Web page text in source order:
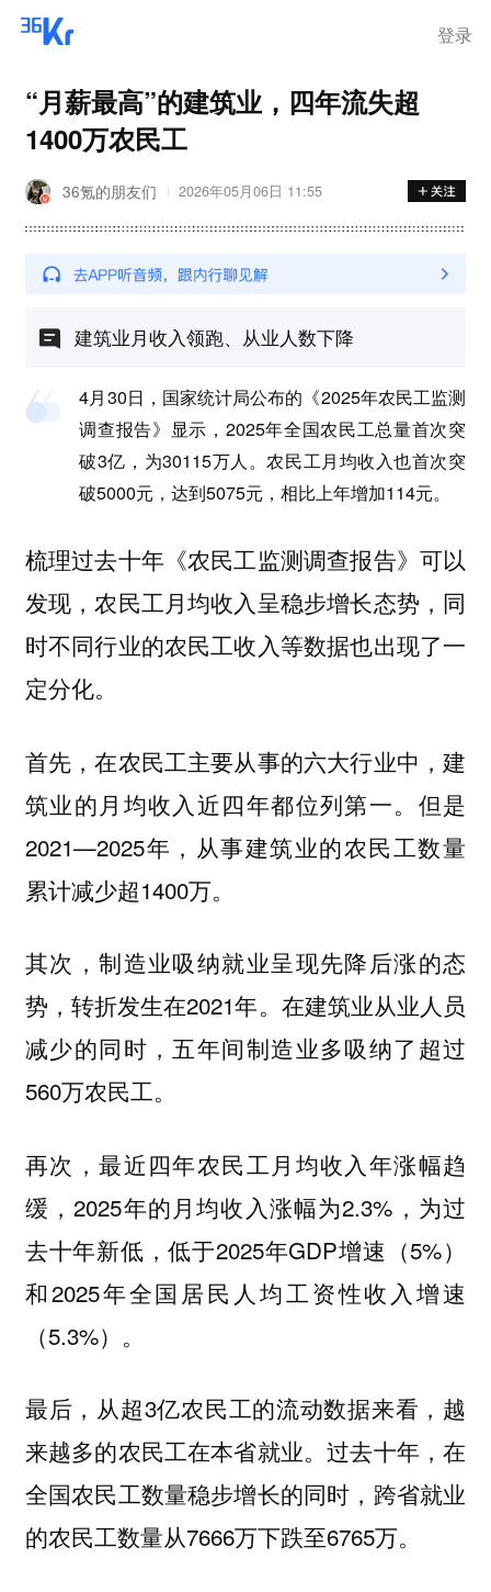
登录
“月薪最高”的建筑业，四年流失超
1400万农民工
36氪的朋友们 2026年05月06日 11:55
建筑业月收入领跑、从业人数下降
4月30日，国家统计局公布的《2025年农民工监测
调查报告》显示，2025年全国农民工总量首次突
破3亿，为30115万人。农民工月均收入也首次突
破5000元，达到5075元，相比上年增加114元。
梳理过去十年《农民工监测调查报告》可以
发现，农民工月均收入呈稳步增长态势，同
时不同行业的农民工收入等数据也出现了一
定分化。
首先，在农民工主要从事的六大行业中，建
筑业的月均收入近四年都位列第一。但是
2021—2025年，从事建筑业的农民工数量
累计减少超1400万。
其次，制造业吸纳就业呈现先降后涨的态
势，转折发生在2021年。在建筑业从业人员
减少的同时，五年间制造业多吸纳了超过
560万农民工。
再次，最近四年农民工月均收入年涨幅趋
缓，2025年的月均收入涨幅为2.3%，为过
去十年新低，低于2025年GDP增速（5%）
和2025年全国居民人均工资性收入增速
（5.3%）。
最后，从超3亿农民工的流动数据来看，越
来越多的农民工在本省就业。过去十年，在
全国农民工数量稳步增长的同时，跨省就业
的农民工数量从7666万下跌至6765万。